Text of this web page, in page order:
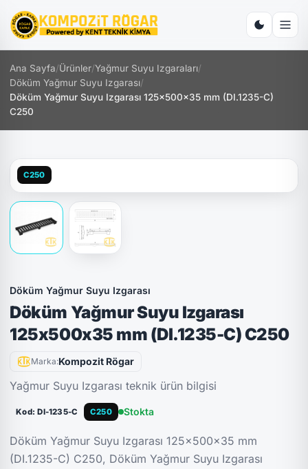
Ana Sayfa/Ürünler/Yağmur Suyu Izgaraları/
Döküm Yağmur Suyu Izgarası/
Döküm Yağmur Suyu Izgarası 125x500x35 mm (DI.1235-C)
C250
C250
Döküm Yağmur Suyu Izgarası
Döküm Yağmur Suyu Izgarası
125x500x35 mm (DI.1235-C) C250
Marka:Kompozit Rögar
Yağmur Suyu Izgarası teknik ürün bilgisi
Kod: DI-1235-C C250 Stokta
Döküm Yağmur Suyu Izgarası 125x500x35 mm
(DI.1235-C) C250, Döküm Yağmur Suyu Izgarası